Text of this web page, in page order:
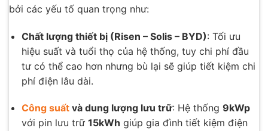
bởi các yếu tố quan trọng như:
Chất lượng thiết bị (Risen – Solis – BYD): Tối ưu
hiệu suất và tuổi thọ của hệ thống, tuy chi phí đầu
tư có thể cao hơn nhưng bù lại sẽ giúp tiết kiệm chi
phí điện lâu dài.
Công suấtvà dung lượng lưu trữ: Hệ thống 9kWp
với pin lưu trữ 15kWh giúp gia đình tiết kiệm điện